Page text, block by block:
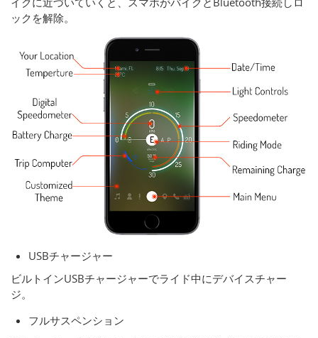
ックを解除。
USBチャージャー
ビルトインUSBチャージャーでライド中にデバイスチャー
ジ。
フルサスペンション